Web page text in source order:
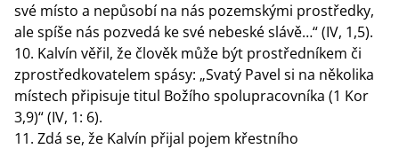
své místo a nepůsobí na nás pozemskými prostředky,
ale spíše nás pozvedá ke své nebeské slávě…“ (IV, 1,5).
Kalvín věřil, že člověk může být prostředníkem či
zprostředkovatelem spásy: „Svatý Pavel si na několika
místech připisuje titul Božího spolupracovníka (1 Kor
3,9)“ (IV, 1: 6).
Zdá se, že Kalvín přijal pojem křestního